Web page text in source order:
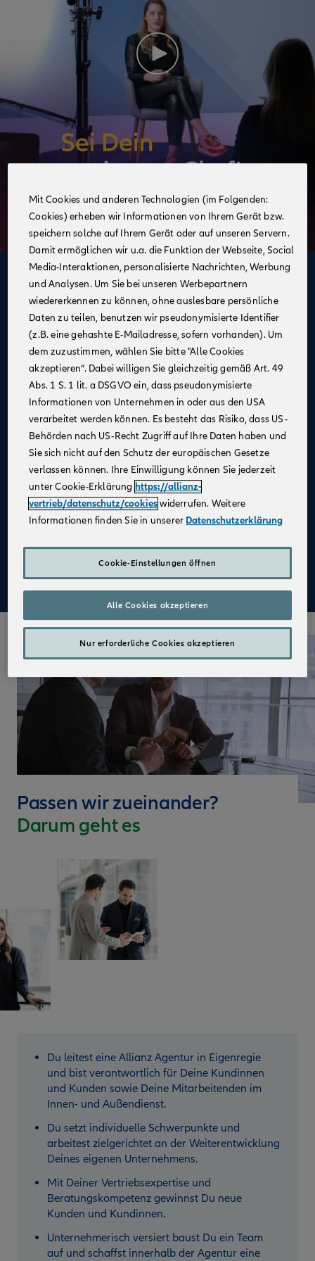
Deine Vorteile
im Vertrieb der Allianz
Allianz alsstarker Partnerundstarke Marke
Businesspläne mitErfolgsgarantie
Unterstützung bei derUnternehmensgründung
Bestehender Kundenstamm
Qualifizierte Weiterbildung
Attraktive Verdienstmöglichkeiten
Digitale Verkaufsinstrumente
KostenfreieUnterstützung durch
Fachspezialist:innen
Aufbau einerAltersvorsorge
Mehr zu Deinen Vorteilen im Vertrieb der Allianz
Passen wir zueinander?
Darum geht es
Du leitest eine Allianz Agentur in Eigenregie
und bist verantwortlich für Deine Kundinnen
und Kunden sowie Deine Mitarbeitenden im
Innen- und Außendienst.
Du setzt individuelle Schwerpunkte und
arbeitest zielgerichtet an der Weiterentwicklung
Deines eigenen Unternehmens.
Mit Deiner Vertriebsexpertise und
Beratungskompetenz gewinnst Du neue
Kunden und Kundinnen.
Unternehmerisch versiert baust Du ein Team
auf und schaffst innerhalb der Agentur eine
Mit Cookies und anderen Technologien (im Folgenden:
Cookies) erheben wir Informationen von Ihrem Gerät bzw.
speichern solche auf Ihrem Gerät oder auf unseren Servern.
Damit ermöglichen wir u.a. die Funktion der Webseite, Social
Media-Interaktionen, personalisierte Nachrichten, Werbung
und Analysen. Um Sie bei unseren Werbepartnern
wiedererkennen zu können, ohne auslesbare persönliche
Daten zu teilen, benutzen wir pseudonymisierte Identifier
(z.B. eine gehashte E-Mailadresse, sofern vorhanden). Um
dem zuzustimmen, wählen Sie bitte "Alle Cookies
akzeptieren“. Dabei willigen Sie gleichzeitig gemäß Art. 49
Abs. 1 S. 1 lit. a DSGVO ein, dass pseudonymisierte
Informationen von Unternehmen in oder aus den USA
verarbeitet werden können. Es besteht das Risiko, dass US-
Behörden nach US-Recht Zugriff auf Ihre Daten haben und
Sie sich nicht auf den Schutz der europäischen Gesetze
verlassen können. Ihre Einwilligung können Sie jederzeit
unter Cookie-Erklärung https://allianz-
vertrieb/datenschutz/cookieswiderrufen. Weitere
Informationen finden Sie in unserer Datenschutzerklärung
Cookie-Einstellungen öffnen
Nur erforderliche Cookies akzeptieren
Alle Cookies akzeptieren